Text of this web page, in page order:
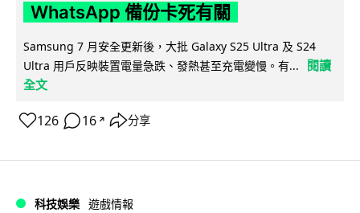
WhatsApp 備份卡死有關
Samsung 7 月安全更新後，大批 Galaxy S25 Ultra 及 S24
Ultra 用戶反映裝置電量急跌、發熱甚至充電變慢。有...
閱讀
全文
126 16 ↗ 分享
科技娛樂 遊戲情報